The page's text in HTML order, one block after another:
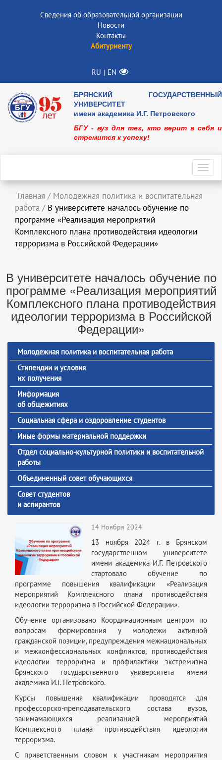
Сведения об образовательной организации
Новости
Контакты
Абитуриенту
RU | EN
БРЯНСКИЙ ГОСУДАРСТВЕННЫЙ
УНИВЕРСИТЕТ
имени академика И.Г. Петровского
БГУ - вуз для тех, кто верит в себя и
стремится к успеху!
Главная / Молодежная политика и воспитательная
работа / В университете началось обучение по
программе «Реализация мероприятий
Комплексного плана противодействия идеологии
терроризма в Российской Федерации»
В университете началось обучение по
программе «Реализация мероприятий
Комплексного плана противодействия
идеологии терроризма в Российской
Федерации»
Молодежная политика и воспитательная работа
Стипендии и условия
их получения
Информация
об общежитиях
Социальная сфера и оздоровление студентов
Иные формы материальной поддержки
Отдел социально-культурной политики и воспитательной
работы
Объединенный совет обучающихся
Совет студентов
и аспирантов
14 Ноября 2024
13 ноября 2024 г. в Брянском
государственном университете
имени академика И.Г. Петровского
стартовало обучение по
программе повышения квалификации «Реализация
мероприятий Комплексного плана противодействия
идеологии терроризма в Российской Федерации».
Обучение организовано Координационным центром по
вопросам формирования у молодежи активной
гражданской позиции, предупреждения межнациональных
и межконфессиональных конфликтов, противодействия
идеологии терроризма и профилактики экстремизма
Брянского государственного университета имени
академика И.Г. Петровского.
Курсы повышения квалификации проводятся для
профессорско-преподавательского состава вузов,
занимамающихся реализацией мероприятий
Комплексного плана противодействия идеологии
терроризма.
С приветственным словом к участникам мероприятия